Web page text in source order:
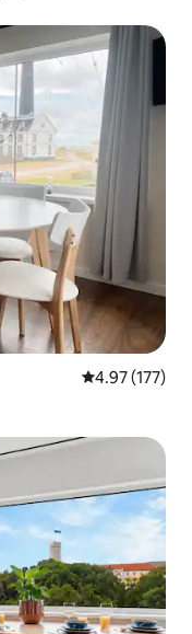
평점 4.97점(5
4.97 (177)